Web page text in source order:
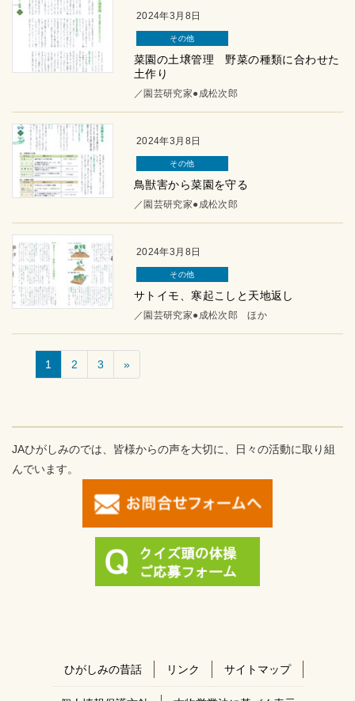
2024年3月8日
その他
菜園の土壌管理 野菜の種類に合わせた
土作り
／園芸研究家●成松次郎
2024年3月8日
その他
鳥獣害から菜園を守る
／園芸研究家●成松次郎
2024年3月8日
その他
サトイモ、寒起こしと天地返し
／園芸研究家●成松次郎 ほか
1 2 3 »
JAひがしみのでは、皆様からの声を大切に、日々の活動に取り組
んでいます。
ひがしみの昔話 リンク サイトマップ